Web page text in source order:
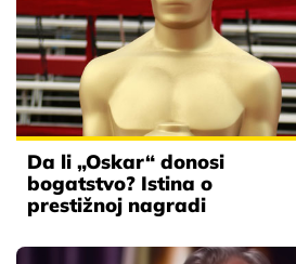
Da li „Oskar“ donosi
bogatstvo? Istina o
prestižnoj nagradi